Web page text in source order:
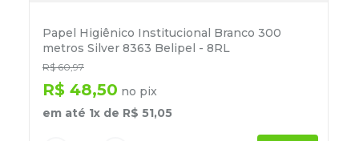
Papel Higiênico Institucional Branco 300
metros Silver 8363 Belipel - 8RL
R$ 60,97
R$ 48,50 no pix
em até 1x de R$ 51,05